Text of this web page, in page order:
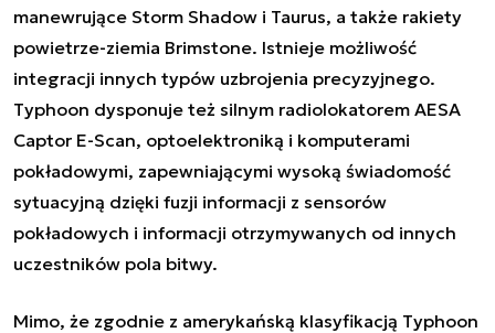
manewrujące Storm Shadow i Taurus, a także rakiety
powietrze-ziemia Brimstone. Istnieje możliwość
integracji innych typów uzbrojenia precyzyjnego.
Typhoon dysponuje też silnym radiolokatorem AESA
Captor E-Scan, optoelektroniką i komputerami
pokładowymi, zapewniającymi wysoką świadomość
sytuacyjną dzięki fuzji informacji z sensorów
pokładowych i informacji otrzymywanych od innych
uczestników pola bitwy.
Mimo, że zgodnie z amerykańską klasyfikacją Typhoon